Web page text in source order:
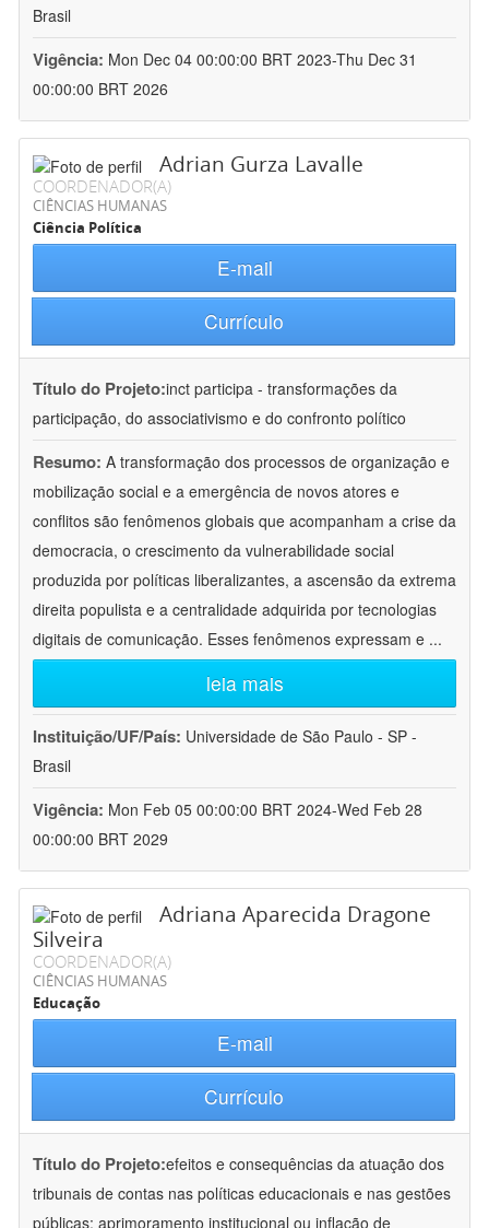
Brasil
Vigência: Mon Dec 04 00:00:00 BRT 2023-Thu Dec 31
00:00:00 BRT 2026
Adrian Gurza Lavalle
COORDENADOR(A)
CIÊNCIAS HUMANAS
Ciência Política
E-mail
Currículo
Título do Projeto:inct participa - transformações da
participação, do associativismo e do confronto político
Resumo: A transformação dos processos de organização e
mobilização social e a emergência de novos atores e
conflitos são fenômenos globais que acompanham a crise da
democracia, o crescimento da vulnerabilidade social
produzida por políticas liberalizantes, a ascensão da extrema
direita populista e a centralidade adquirida por tecnologias
digitais de comunicação. Esses fenômenos expressam e ...
leia mais
Instituição/UF/País: Universidade de São Paulo - SP -
Brasil
Vigência: Mon Feb 05 00:00:00 BRT 2024-Wed Feb 28
00:00:00 BRT 2029
Adriana Aparecida Dragone
Silveira
COORDENADOR(A)
CIÊNCIAS HUMANAS
Educação
E-mail
Currículo
Título do Projeto:efeitos e consequências da atuação dos
tribunais de contas nas políticas educacionais e nas gestões
públicas: aprimoramento institucional ou inflação de